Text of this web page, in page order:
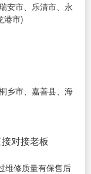
安市、乐清市、永
港市)
乡市、嘉善县、海
对接老板
维修质量有保售后